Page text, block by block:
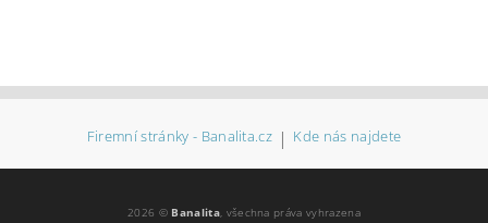
Firemní stránky - Banalita.cz | Kde nás najdete
2026 © Banalita, všechna práva vyhrazena